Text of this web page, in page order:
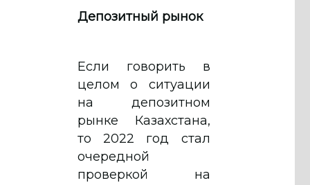
Депозитный рынок
Если говорить в
целом о ситуации
на депозитном
рынке Казахстана,
то 2022 год стал
очередной
проверкой на